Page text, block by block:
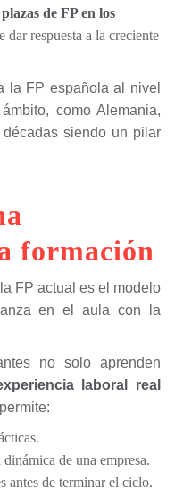
de FP en los
dar respuesta a la creciente
la FP española al nivel
como Alemania,
siendo un pilar
formación
FP actual es el modelo
en el aula con la
no solo aprenden
laboral real
de una empresa.
antes de terminar el ciclo.